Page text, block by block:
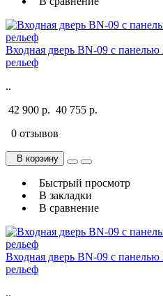
Входная дверь BN-09 с
рельеф
..
42 900 р. 40 755 р.
0 отзывов
В корзину
Быстрый просмотр
В закладки
В сравнение
Входная дверь BN-09 с
рельеф
..